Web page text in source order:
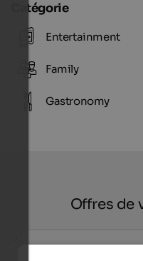
Catégorie
Entertainment
Family
Gastronomy
Offres de